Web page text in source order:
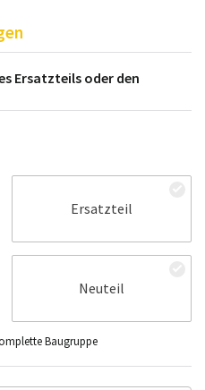
Ersatzteils oder den
Ersatzteil
Neuteil
Baugruppe